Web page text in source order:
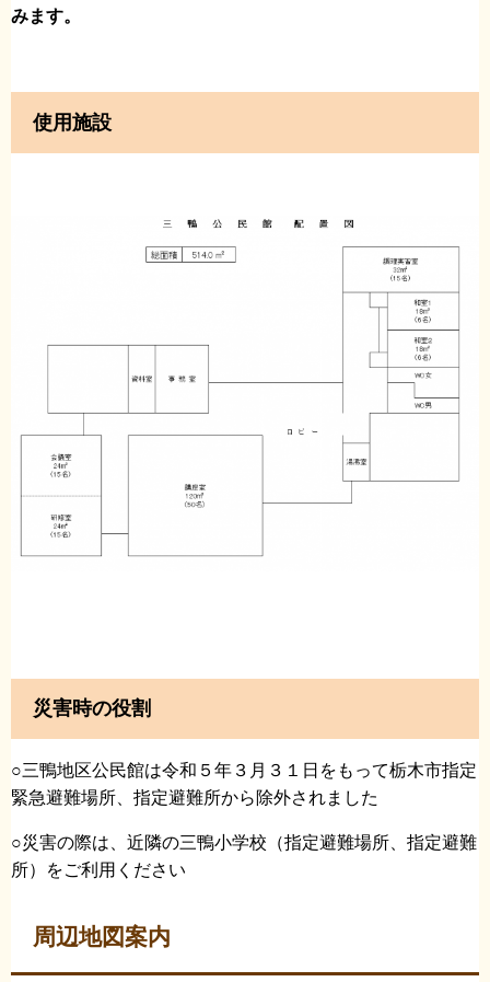
みます。
使用施設
災害時の役割
○三鴨地区公民館は令和５年３月３１日をもって栃木市指定
緊急避難場所、指定避難所から除外されました
○災害の際は、近隣の三鴨小学校（指定避難場所、指定避難
所）をご利用ください
周辺地図案内